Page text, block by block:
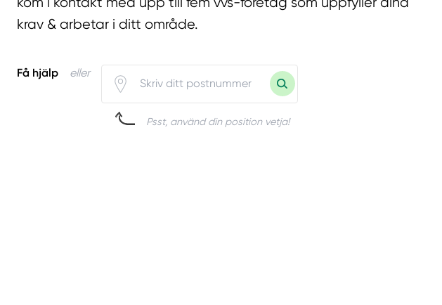
krav & arbetar i ditt område.
Få hjälp eller
Psst, använd din position vetja!